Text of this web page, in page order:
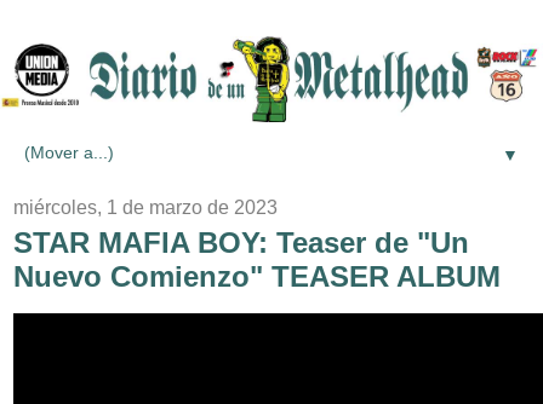
▼
miércoles, 1 de marzo de 2023
STAR MAFIA BOY: Teaser de "Un
Nuevo Comienzo" TEASER ALBUM